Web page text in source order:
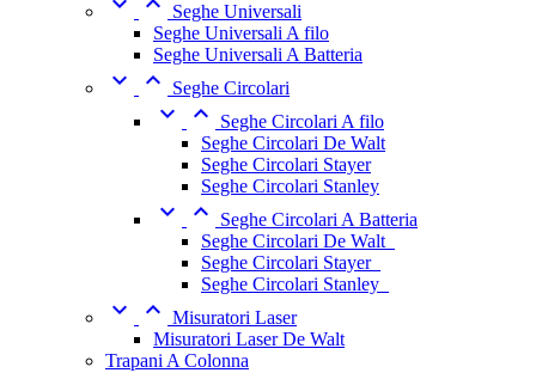
Seghe Universali
Seghe Universali A filo
Seghe Universali A Batteria
  Seghe Circolari
 
Seghe Circolari A filo
Seghe Circolari De Walt
Seghe Circolari Stayer
Seghe Circolari Stanley
 
Seghe Circolari A Batteria
Seghe Circolari De Walt_
Seghe Circolari Stayer_
Seghe Circolari Stanley_
  Misuratori Laser
Misuratori Laser De Walt
Trapani A Colonna